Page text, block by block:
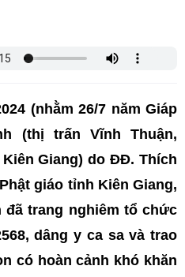
(nhằm 26/7 năm Giáp
(thị trấn Vĩnh Thuận,
Giang) do ĐĐ. Thích
giáo tỉnh Kiên Giang,
trang nghiêm tổ chức
dâng y ca sa và trao
có hoàn cảnh khó khăn